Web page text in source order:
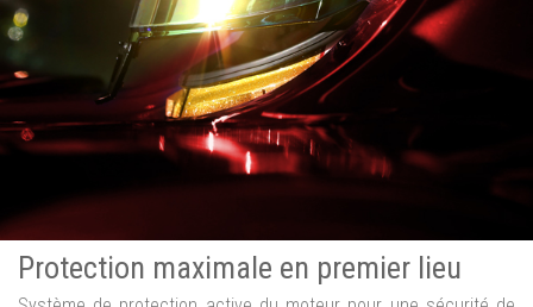
Protection maximale en premier lieu